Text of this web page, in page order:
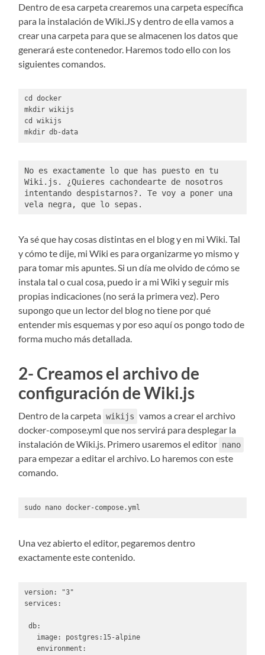
Dentro de esa carpeta crearemos una carpeta específica
para la instalación de Wiki.JS y dentro de ella vamos a
crear una carpeta para que se almacenen los datos que
generará este contenedor. Haremos todo ello con los
siguientes comandos.
cd docker
mkdir wikijs
cd wikijs
mkdir db-data
No es exactamente lo que has puesto en tu
Wiki.js. ¿Quieres cachondearte de nosotros
intentando despistarnos?. Te voy a poner una
vela negra, que lo sepas.
Ya sé que hay cosas distintas en el blog y en mi Wiki. Tal
y cómo te dije, mi Wiki es para organizarme yo mismo y
para tomar mis apuntes. Si un día me olvido de cómo se
instala tal o cual cosa, puedo ir a mi Wiki y seguir mis
propias indicaciones (no será la primera vez). Pero
supongo que un lector del blog no tiene por qué
entender mis esquemas y por eso aquí os pongo todo de
forma mucho más detallada.
2- Creamos el archivo de
configuración de Wiki.js
Dentro de la carpeta wikijs vamos a crear el archivo
docker-compose.yml que nos servirá para desplegar la
instalación de Wiki.js. Primero usaremos el editor nano
para empezar a editar el archivo. Lo haremos con este
comando.
sudo nano docker-compose.yml
Una vez abierto el editor, pegaremos dentro
exactamente este contenido.
version: "3"
services: